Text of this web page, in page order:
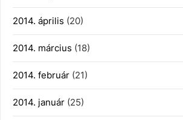
2014. április (20)
2014. március (18)
2014. február (21)
2014. január (25)